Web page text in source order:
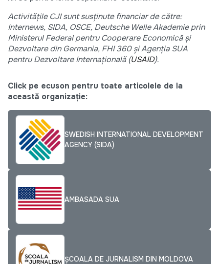
Activitățile CJI sunt susținute financiar de către:
Internews, SIDA, OSCE, Deutsche Welle Akademie prin
Ministerul Federal pentru Cooperare Economică şi
Dezvoltare din Germania, FHI 360 și Agenția SUA
pentru Dezvoltare Internațională (USAID).
Click pe ecuson pentru toate articolele de la
această organizație:
SWEDISH INTERNATIONAL DEVELOPMENT
AGENCY (SIDA)
AMBASADA SUA
ȘCOALA DE JURNALISM DIN MOLDOVA